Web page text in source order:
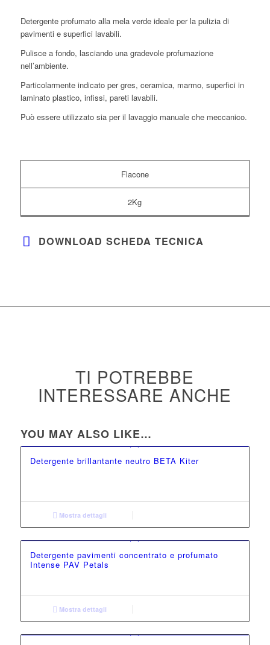
Detergente profumato alla mela verde ideale per la pulizia di
pavimenti e superfici lavabili.
Pulisce a fondo, lasciando una gradevole profumazione
nell’ambiente.
Particolarmente indicato per gres, ceramica, marmo, superfici in
laminato plastico, infissi, pareti lavabili.
Può essere utilizzato sia per il lavaggio manuale che meccanico.
Flacone
2Kg
DOWNLOAD SCHEDA TECNICA
TI POTREBBE
INTERESSARE ANCHE
YOU MAY ALSO LIKE…
Detergente brillantante neutro BETA Kiter
Mostra dettagli
Detergente pavimenti concentrato e profumato
Intense PAV Petals
Mostra dettagli